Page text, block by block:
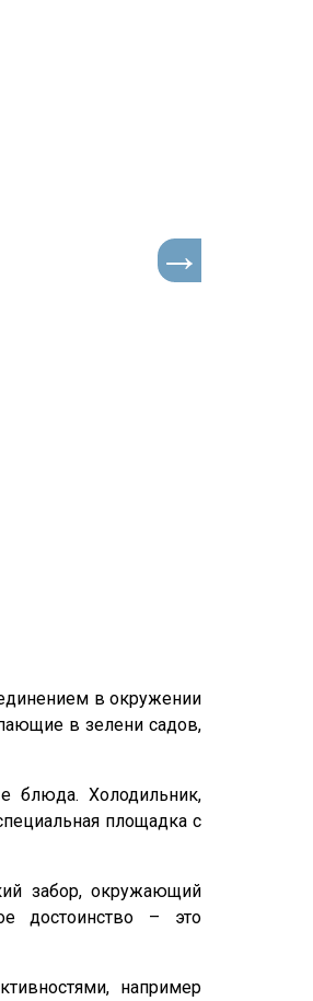
в окружении
в зелени садов,
блюда. Холодильник,
площадка с
забор, окружающий
достоинство – это
например